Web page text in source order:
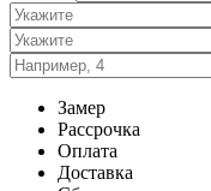
Замер
Рассрочка
Оплата
Доставка